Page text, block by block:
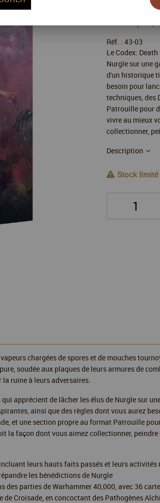
€
Valable
Réf. : 43-03
Le Codex:
Nurgle sur une
d'un historique
besoin pour
techniques, des
Patrouille pour
vivre au mieux
collectionner,
Description
Stock limité
chargées de spores et de mouches
soudée aux plaques de leurs armures de
ruine à leurs adversaires.
apprécient de lâcher les élus de Nurgle sur
ainsi que des règles dont vous aurez
et une section propre au format Patrouille
la façon dont vous aimez collectionner, peindre
leurs hauts faits passés et leurs
les bénédictions de Nurgle
parties de Warhammer 40,000, avec 36
Croisade, en concoctant des Pathogènes